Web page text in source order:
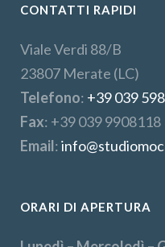
CONTATTI RAPIDI
Viale Verdi 88/B
23807 Merate (LC)
Telefono: +39 039
Fax: +39 039 9908118
Email:
ORARI DI APERTURA